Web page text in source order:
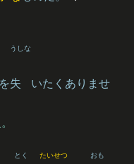
を失
うしな
いたくありませ
とく たいせつ おも